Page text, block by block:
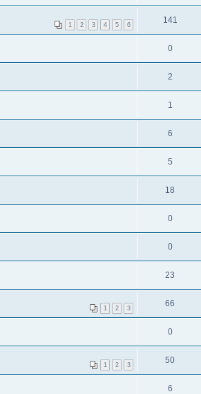
1 2 3 4 5 6 141
0
2
1
6
5
18
0
0
23
1 2 3 66
0
1 2 3 50
6